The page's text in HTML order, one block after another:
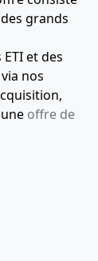
grands
et des
nos
offre de